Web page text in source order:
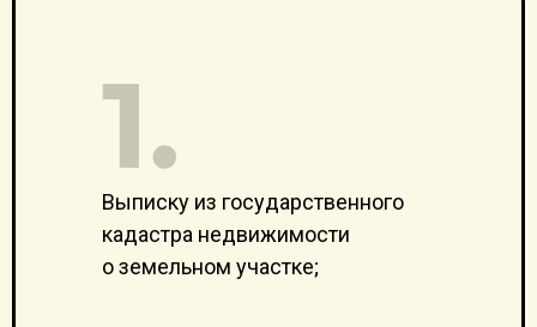
Выписку из государственного
кадастра недвижимости
о земельном участке;